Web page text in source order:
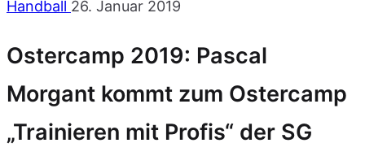
Handball 26. Januar 2019
Ostercamp 2019: Pascal
Morgant kommt zum Ostercamp
„Trainieren mit Profis“ der SG